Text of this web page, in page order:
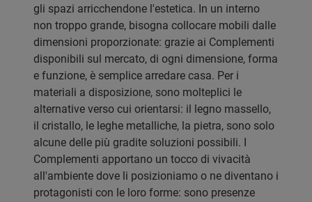
gli spazi arricchendone l'estetica. In un interno
non troppo grande, bisogna collocare mobili dalle
dimensioni proporzionate: grazie ai Complementi
disponibili sul mercato, di ogni dimensione, forma
e funzione, è semplice arredare casa. Per i
materiali a disposizione, sono molteplici le
alternative verso cui orientarsi: il legno massello,
il cristallo, le leghe metalliche, la pietra, sono solo
alcune delle più gradite soluzioni possibili. I
Complementi apportano un tocco di vivacità
all'ambiente dove li posizioniamo o ne diventano i
protagonisti con le loro forme: sono presenze